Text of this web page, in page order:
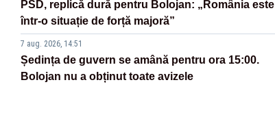
PSD, replică dură pentru Bolojan: „România este
într-o situație de forță majoră”
7 aug. 2026, 14:51
Ședința de guvern se amână pentru ora 15:00.
Bolojan nu a obținut toate avizele